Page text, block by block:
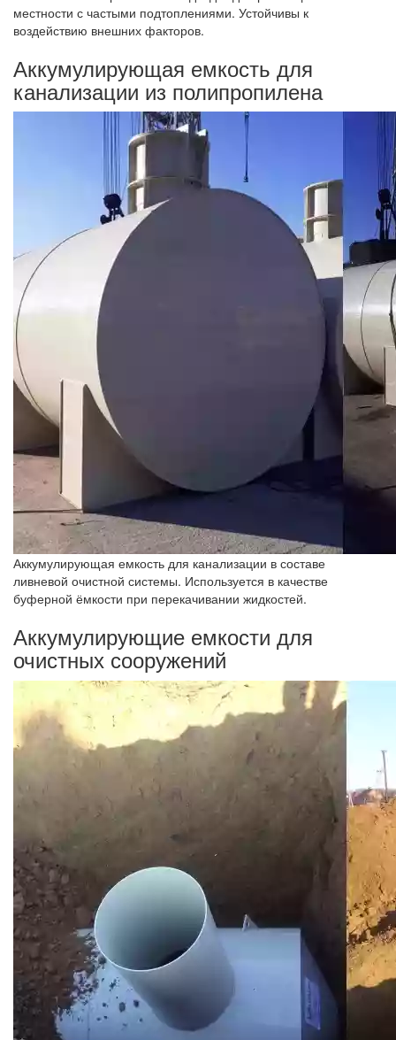
местности с частыми подтоплениями. Устойчивы к
воздействию внешних факторов.
Аккумулирующая емкость для
канализации из полипропилена
Аккумулирующая емкость для канализации в составе
ливневой очистной системы. Используется в качестве
буферной ёмкости при перекачивании жидкостей.
Аккумулирующие емкости для
очистных сооружений